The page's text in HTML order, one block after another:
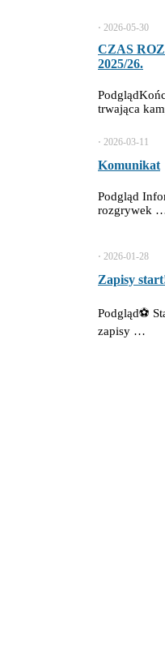
CZAS
2025/26.
⋅ 2026-05-30
trwająca
Komunikat
⋅ 2026-03-11
Podgląd
rozgrywek
Zapisy
⋅ 2026-01-28
Podgląd⚽
zapisy …